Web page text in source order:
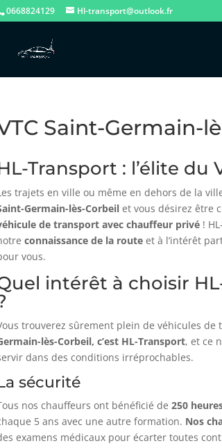
0668824129 Hl-transport@outlook.fr
Saint-Germain-
Transport : l’élite du
trajets en ville ou même en dehors de la
Germain-lès-Corbeil et vous désirez être
de transport avec chauffeur privé !
connaissance de la route et à l’intérêt
vous.
intérêt à choisir
trouverez sûrement plein de véhicules
lès-Corbeil, c’est HL-Transport, et ce
dans des conditions irréprochables.
sécurité
nos chauffeurs ont bénéficié de250
5 ans avec une autre formation. Nos
examens médicaux pour écarter toutes